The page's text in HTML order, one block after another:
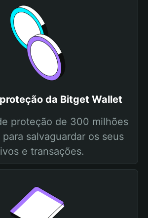
da Bitget Wallet
proteção de 300 milhões
salvaguardar os seus
e transações.